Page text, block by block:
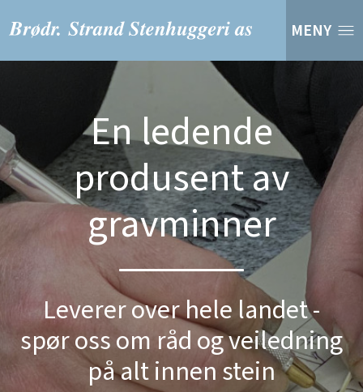
MENY
En ledende
produsent av
gravminner
Leverer over hele landet -
spør oss om råd og veiledning
på alt innen stein